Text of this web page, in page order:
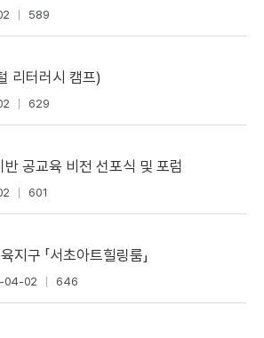
589
리터러시 캠프)
629
공교육 비전 선포식 및 포럼
601
구 「서초아트힐링룸」
04-02 646